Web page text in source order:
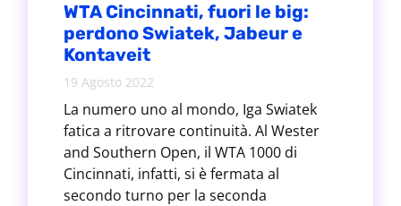
WTA Cincinnati, fuori le big:
perdono Swiatek, Jabeur e
Kontaveit
19 Agosto 2022
La numero uno al mondo, Iga Swiatek
fatica a ritrovare continuità. Al Wester
and Southern Open, il WTA 1000 di
Cincinnati, infatti, si è fermata al
secondo turno per la seconda